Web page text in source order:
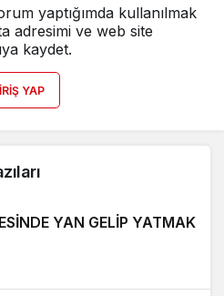
yaptığımda kullanılmak
adresimi ve web site
kaydet.
YAP
YAN GELİP YATMAK